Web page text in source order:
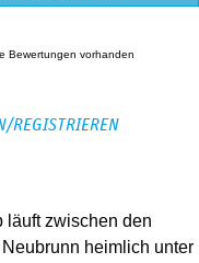
Bewertungen vorhanden
REGISTRIEREN
läuft zwischen den
heimlich unter